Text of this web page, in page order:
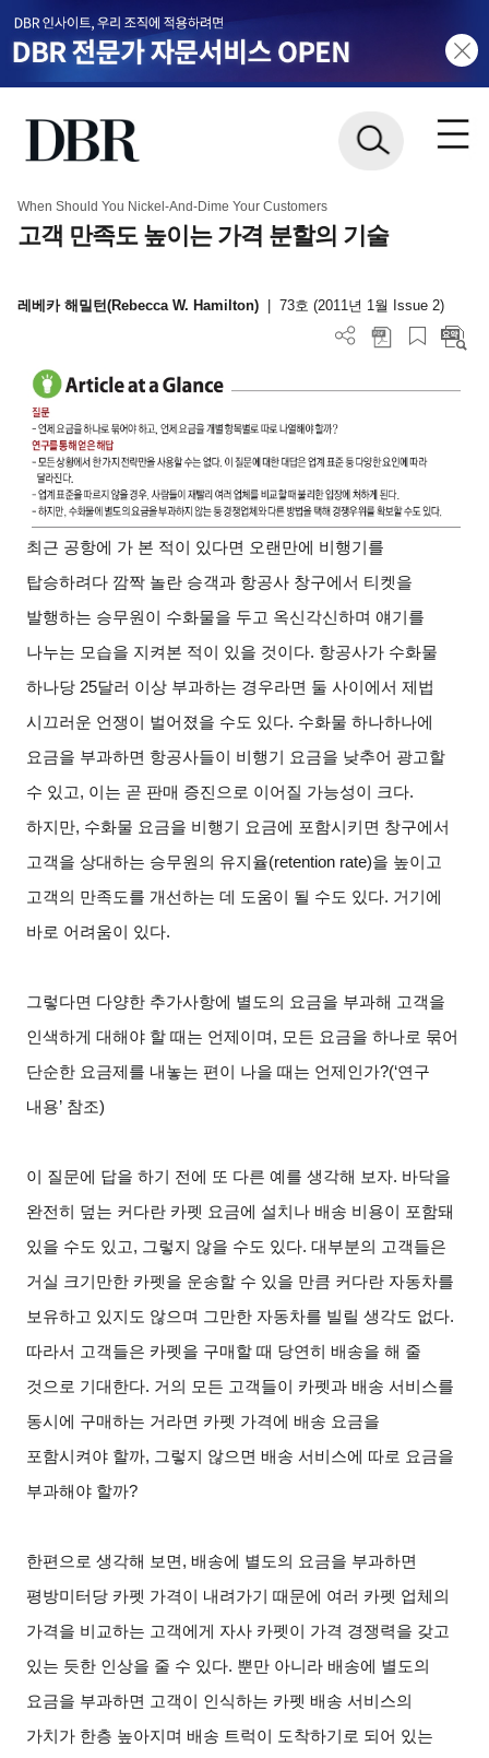
When Should You Nickel-And-Dime Your Customers
고객 만족도 높이는 가격 분할의 기술
레베카 해밀턴(Rebecca W. Hamilton) 73호 (2011년 1월 Issue 2)
최근 공항에 가 본 적이 있다면 오랜만에 비행기를
탑승하려다 깜짝 놀란 승객과 항공사 창구에서 티켓을
발행하는 승무원이 수화물을 두고 옥신각신하며 얘기를
나누는 모습을 지켜본 적이 있을 것이다. 항공사가 수화물
하나당 25달러 이상 부과하는 경우라면 둘 사이에서 제법
시끄러운 언쟁이 벌어졌을 수도 있다. 수화물 하나하나에
요금을 부과하면 항공사들이 비행기 요금을 낮추어 광고할
수 있고, 이는 곧 판매 증진으로 이어질 가능성이 크다.
하지만, 수화물 요금을 비행기 요금에 포함시키면 창구에서
고객을 상대하는 승무원의 유지율(retention rate)을 높이고
고객의 만족도를 개선하는 데 도움이 될 수도 있다. 거기에
바로 어려움이 있다.
그렇다면 다양한 추가사항에 별도의 요금을 부과해 고객을
인색하게 대해야 할 때는 언제이며 , 모든 요금을 하나로 묶어
단순한 요금제를 내놓는 편이 나을 때는 언제인가?(‘연구
내용’ 참조)
이 질문에 답을 하기 전에 또 다른 예를 생각해 보자. 바닥을
완전히 덮는 커다란 카펫 요금에 설치나 배송 비용이 포함돼
있을 수도 있고, 그렇지 않을 수도 있다.대부분의 고객들은
거실 크기만한 카펫을 운송할 수 있을 만큼 커다란 자동차를
보유하고 있지도 않으며 그만한 자동차를 빌릴 생각도 없다.
따라서 고객들은 카펫을 구매할 때 당연히 배송을 해 줄
것으로 기대한다. 거의 모든 고객들이 카펫과 배송 서비스를
동시에 구매하는 거라면 카펫 가격에 배송 요금을
포함시켜야 할까, 그렇지 않으면 배송 서비스에 따로 요금을
부과해야 할까?
한편으로 생각해 보면,배송에 별도의 요금을 부과하면
평방미터당 카펫 가격이 내려가기 때문에 여러 카펫 업체의
가격을 비교하는 고객에게 자사 카펫이 가격 경쟁력을 갖고
있는 듯한 인상을 줄 수 있다. 뿐만 아니라 배송에 별도의
요금을 부과하면 고객이 인식하는 카펫 배송 서비스의
가치가 한층 높아지며 배송 트럭이 도착하기로 되어 있는